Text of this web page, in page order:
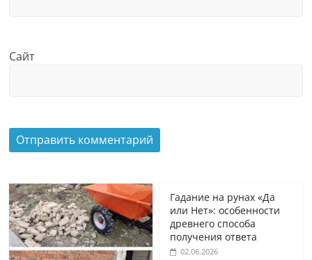
Сайт
Гадание на рунах «Да
или Нет»: особенности
древнего способа
получения ответа
02.06.2026